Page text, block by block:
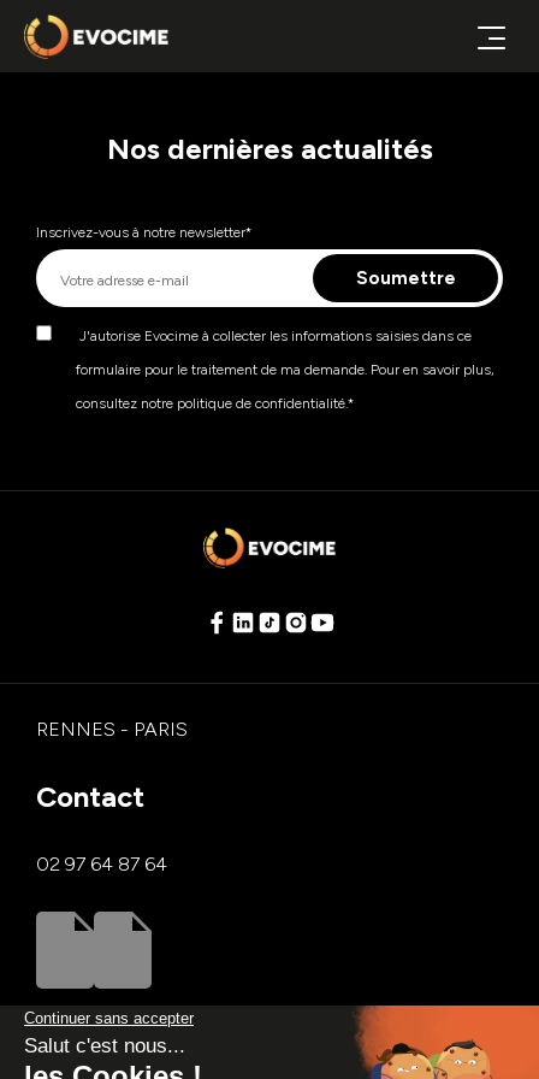
Nos dernières actualités
Inscrivez-vous à notre newsletter*
J'autorise Evocime à collecter les informations saisies dans ce
formulaire pour le traitement de ma demande. Pour en savoir plus,
consultez notre politique de confidentialité.*
RENNES - PARIS
Contact
02 97 64 87 64
Se reconvertir